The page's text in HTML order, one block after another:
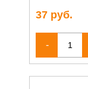
37 руб.
-